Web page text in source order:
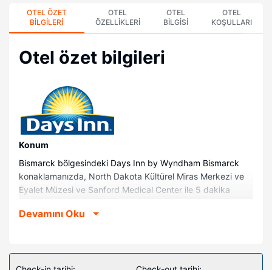
OTEL ÖZET
BILGILERI
OTEL
ÖZELLIKLERI
OTEL
BILGISI
OTEL
KOŞULLARI
Otel özet bilgileri
Konum
Bismarck bölgesindeki Days Inn by Wyndham Bismarck
konaklamanızda, North Dakota Kültürel Miras Merkezi ve
Eyalet Müzesi ve Sanford Medical Center ile 5 dakika
Dakota Eyaleti Meclis Binası ile 1 mi (1,6 km) ve Former
Misafirler için 100 klimalı odada düz ekran televizyon
Devamını Oku